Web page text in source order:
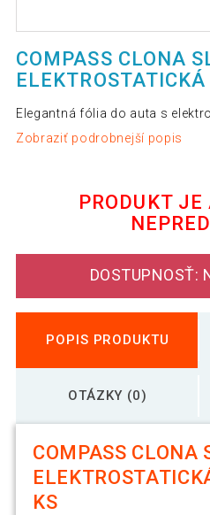
COMPASS CLONA
Elegantná fólia do auta s
Zobraziť podrobnejší popis
PRODUKT
DOSTUPNOSŤ:
POPIS PRODUKTU
OTÁZKY (0)
COMPASS CLONA
KS